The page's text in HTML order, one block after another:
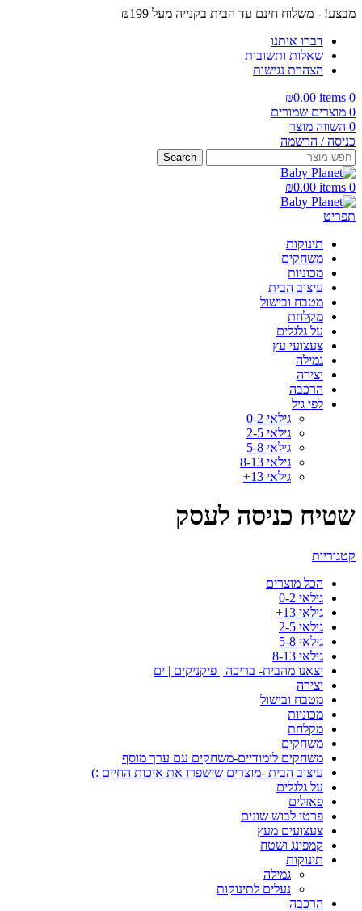
מבצע! - משלוח חינם עד הבית בקנייה מעל ₪199
דברו איתנו
שאלות ותשובות
הצהרת נגישות
0
items
₪0.00
0 מוצרים שמורים
0 השווה מוצר
כניסה / הרשמה
Search
0
items
₪0.00
תפריט
תינוקות
משחקים
מכוניות
עיצוב הבית
מטבח ובישול
מקלחת
על גלגלים
צעצועי עץ
גמילה
יצירה
הרכבה
לפי גיל
גילאי 0-2
גילאי 2-5
גילאי 5-8
גילאי 8-13
גילאי 13+
שטיח כניסה לעסק
קטגוריות
הכל מוצרים
גילאי 0-2
גילאי 13+
גילאי 2-5
גילאי 5-8
גילאי 8-13
יצאנו מהבית- בריכה | פיקניקים | ים
יצירה
מטבח ובישול
מכוניות
מקלחת
משחקים
משחקים לימודיים-משחקים עם ערך מוסף
עיצוב הבית -מוצרים שישפרו את איכות החיים :)
על גלגלים
פאזלים
פרטי לבוש שונים
צעצועים מעץ
קמפינג ושטח
תינוקות
גמילה
נעלים לתינוקות
הרכבה